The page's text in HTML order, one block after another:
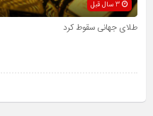
3 سال قبل
طلای جهانی سقوط کرد